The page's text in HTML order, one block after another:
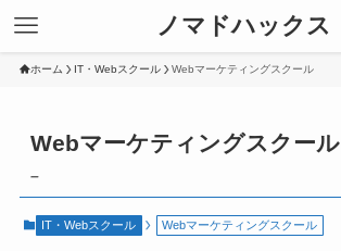
ノマドハックス
ホーム IT・Webスクール Webマーケティングスクール
Webマーケティングスクール
–
IT・Webスクール Webマーケティングスクール